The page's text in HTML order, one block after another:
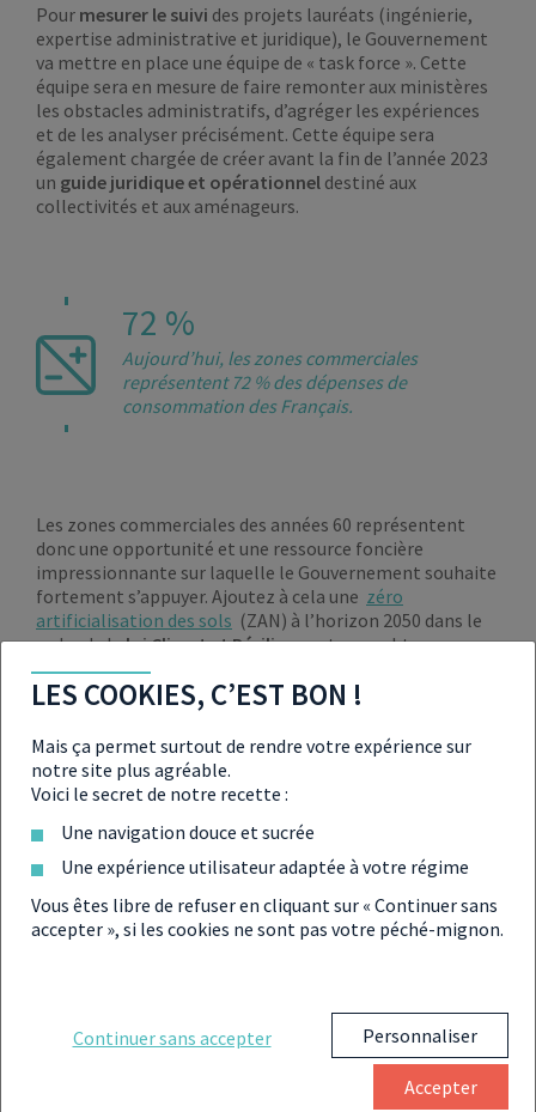
Pour mesurer le suivi des projets lauréats (ingénierie,
expertise administrative et juridique), le Gouvernement
va mettre en place une équipe de « task force ». Cette
équipe sera en mesure de faire remonter aux ministères
les obstacles administratifs, d’agréger les expériences
et de les analyser précisément. Cette équipe sera
également chargée de créer avant la fin de l’année 2023
un guide juridique et opérationnel destiné aux
collectivités et aux aménageurs.
72 %
Aujourd’hui, les zones commerciales
représentent 72 % des dépenses de
consommation des Français.
Les zones commerciales des années 60 représentent
donc une opportunité et une ressource foncière
impressionnante sur laquelle le Gouvernement souhaite
fortement s’appuyer. Ajoutez à cela une zéro
artificialisation des sols (ZAN) à l’horizon 2050 dans le
cadre de laloi Climat et Résilienceet vous obtenez une
certaine convergence des luttes. Certains projets sont
déjà lancés comme à
NantesouSartrouville
1000 logements par site
lazone Counord au nord de Bordeaux , des logements
seront créés et le supermarché Auchan sera déplacé pour
permettre de « rendre » de l’espace à la nature. Les
EN RÉSUMÉ
Le Gouvernement a lancé un plan de 24 millions
d’euros pour réaménager certaines zones
LES COOKIES, C’EST BON !
Mais ça permet surtout de rendre votre expérience sur
notre site plus agréable.
Voici le secret de notre recette :
Une navigation douce et sucrée
Une expérience utilisateur adaptée à votre régime
Vous êtes libre de refuser en cliquant sur « Continuer sans
accepter », si les cookies ne sont pas votre péché-mignon.
Continuer sans accepter Personnaliser
Accepter